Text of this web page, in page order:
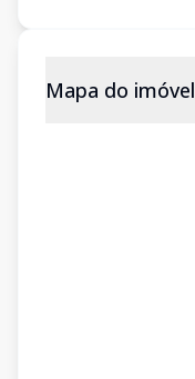
Mapa do imóvel